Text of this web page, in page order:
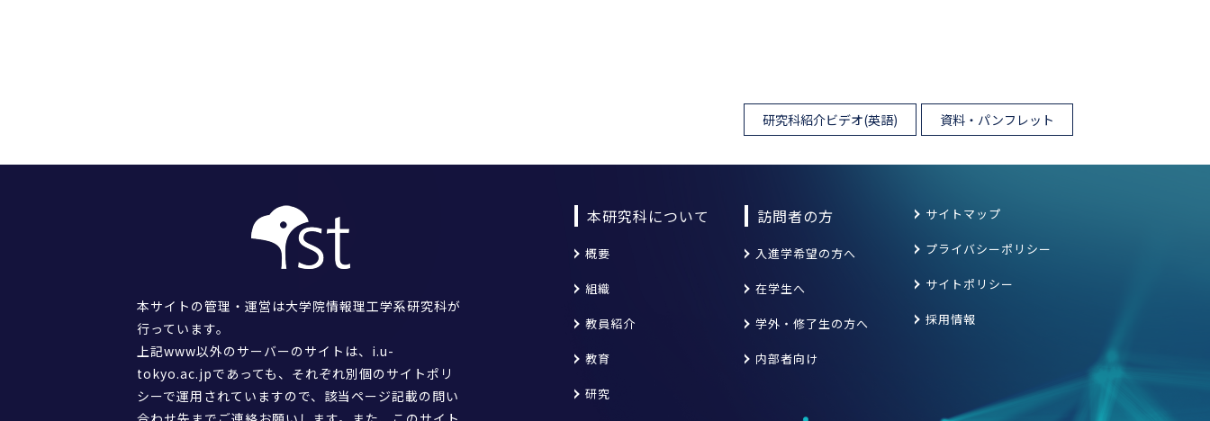
研究科紹介ビデオ(英語) 資料・パンフレット
本サイトの管理・運営は大学院情報理工学系研究科が
行っています。
上記www以外のサーバーのサイトは、i.u-
tokyo.ac.jpであっても、それぞれ別個のサイトポリ
シーで運用されていますので、該当ページ記載の問い
本研究科について
概要
組織
教員紹介
教育
研究
訪問者の方
入進学希望の方へ
在学生へ
学外・修了生の方へ
内部者向け
サイトマップ
プライバシーポリシー
サイトポリシー
採用情報